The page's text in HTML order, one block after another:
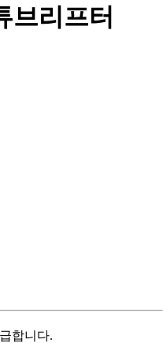
브리프터
합니다.